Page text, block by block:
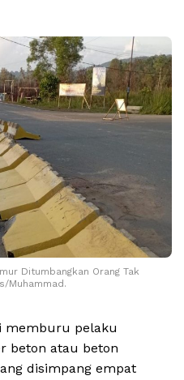
Ditumbangkan Orang Tak
Muhammad.
memburu pelaku
beton atau beton
disimpang empat